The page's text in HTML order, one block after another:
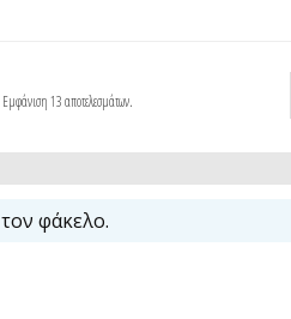
Εμφάνιση 13 αποτελεσμάτων.
φάκελο.